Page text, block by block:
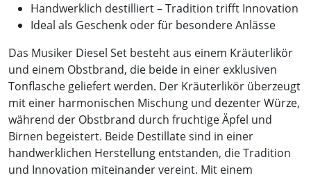
Handwerklich destilliert – Tradition trifft Innovation
Ideal als Geschenk oder für besondere Anlässe
Das Musiker Diesel Set besteht aus einem Kräuterlikör
und einem Obstbrand, die beide in einer exklusiven
Tonflasche geliefert werden. Der Kräuterlikör überzeugt
mit einer harmonischen Mischung und dezenter Würze,
während der Obstbrand durch fruchtige Äpfel und
Birnen begeistert. Beide Destillate sind in einer
handwerklichen Herstellung entstanden, die Tradition
und Innovation miteinander vereint. Mit einem